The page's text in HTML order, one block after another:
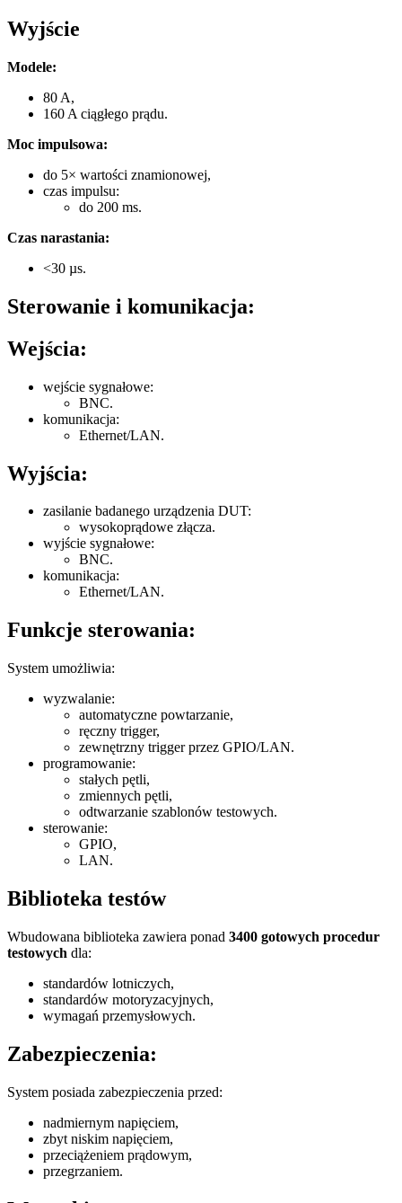
Wyjście
Modele:
80 A,
160 A ciągłego prądu.
Moc impulsowa:
do 5× wartości znamionowej,
czas impulsu:
do 200 ms.
Czas narastania:
<30 µs.
Sterowanie i komunikacja:
Wejścia:
wejście sygnałowe:
BNC.
komunikacja:
Ethernet/LAN.
Wyjścia:
zasilanie badanego urządzenia DUT:
wysokoprądowe złącza.
wyjście sygnałowe:
BNC.
komunikacja:
Ethernet/LAN.
Funkcje sterowania:
System umożliwia:
wyzwalanie:
automatyczne powtarzanie,
ręczny trigger,
zewnętrzny trigger przez GPIO/LAN.
programowanie:
stałych pętli,
zmiennych pętli,
odtwarzanie szablonów testowych.
sterowanie:
GPIO,
LAN.
Biblioteka testów
Wbudowana biblioteka zawiera ponad 3400 gotowych procedur
testowych dla:
standardów lotniczych,
standardów motoryzacyjnych,
wymagań przemysłowych.
Zabezpieczenia:
System posiada zabezpieczenia przed:
nadmiernym napięciem,
zbyt niskim napięciem,
przeciążeniem prądowym,
przegrzaniem.